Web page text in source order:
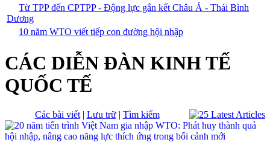
Từ TPP đến CPTPP - Động lực gắn kết Châu Á - Thái Bình
Dương
10 năm WTO viết tiếp con đường hội nhập
CÁC DIỄN ĐÀN KINH TẾ
QUỐC TẾ
Các bài viết| Lưu trữ| Tìm kiếm